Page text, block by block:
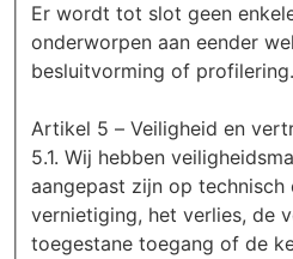
Er wordt tot slot geen
onderworpen aan eender
besluitvorming of profilering.
Artikel 5 – Veiligheid en
5.1. Wij hebben
aangepast zijn op
vernietiging, het verlies, de
toegestane toegang of de